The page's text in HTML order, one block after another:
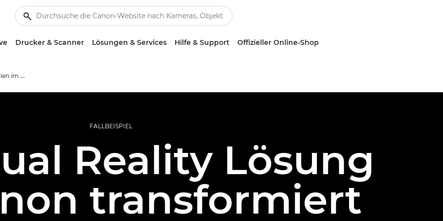
Drucker & Scanner Lösungen & Services Hilfe & Support Offizieller Online-Shop
Professionelle Fallstudien im Bereich Foto und Video
FALLBEISPIEL
Reality Lösung
transformiert